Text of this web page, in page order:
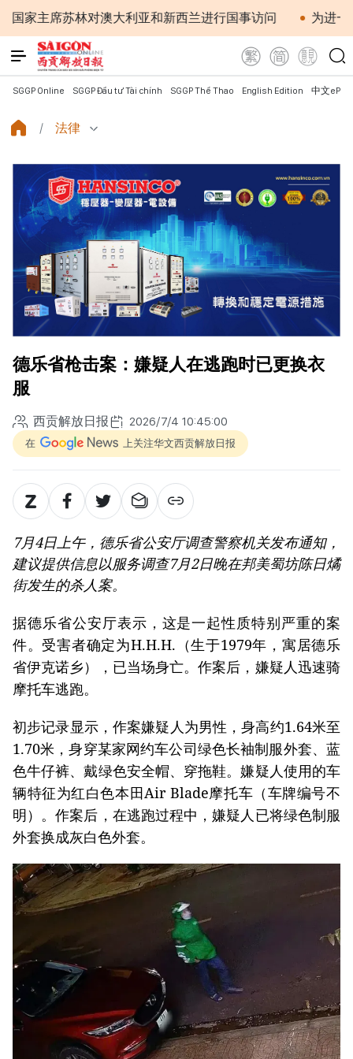
林对澳大利亚和新西兰进行国事访问 为进一步深化越
SGGP Online SGGP Đầu tư Tài chính SGGP Thể Thao English Edition 中文
法律
德乐省枪击案：嫌疑人在逃跑时已更换衣
服
西贡解放日报 2026/7/4 10:45:00
在 上关注华文西贡解放日报
7月4日上午，德乐省公安厅调查警察机关发布通知，
建议提供信息以服务调查7月2日晚在邦美蜀坊陈日燏
街发生的杀人案。
据德乐省公安厅表示，这是一起性质特别严重的案
件。受害者确定为H.H.H.（生于1979年，寓居德乐
省伊克诺乡），已当场身亡。作案后，嫌疑人迅速骑
摩托车逃跑。
初步记录显示，作案嫌疑人为男性，身高约1.64米至
1.70米，身穿某家网约车公司绿色长袖制服外套、蓝
色牛仔裤、戴绿色安全帽、穿拖鞋。嫌疑人使用的车
辆特征为红白色本田Air Blade摩托车（车牌编号不
明）。作案后，在逃跑过程中，嫌疑人已将绿色制服
外套换成灰白色外套。